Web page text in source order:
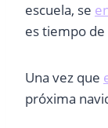
escuela, se
es tiempo
Una vez que
próxima